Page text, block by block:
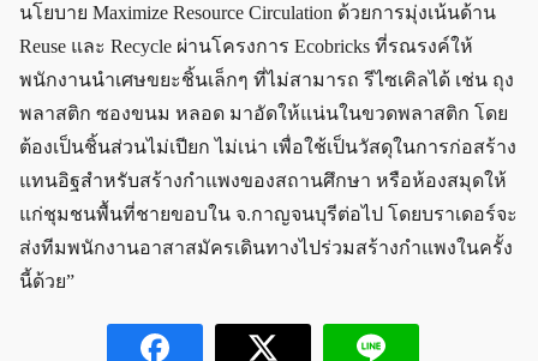
นโยบาย Maximize Resource Circulation ด้วยการมุ่งเน้นด้าน
Reuse และ Recycle ผ่านโครงการ Ecobricks ที่รณรงค์ให้
พนักงานนำเศษขยะชิ้นเล็กๆ ที่ไม่สามารถ รีไซเคิลได้ เช่น ถุง
พลาสติก ซองขนม หลอด มาอัดให้แน่นในขวดพลาสติก โดย
ต้องเป็นชิ้นส่วนไม่เปียก ไม่เน่า เพื่อใช้เป็นวัสดุในการก่อสร้าง
แทนอิฐสำหรับสร้างกำแพงของสถานศึกษา หรือห้องสมุดให้
แก่ชุมชนพื้นที่ชายขอบใน จ.กาญจนบุรีต่อไป โดยบราเดอร์จะ
ส่งทีมพนักงานอาสาสมัครเดินทางไปร่วมสร้างกำแพงในครั้ง
นี้ด้วย”